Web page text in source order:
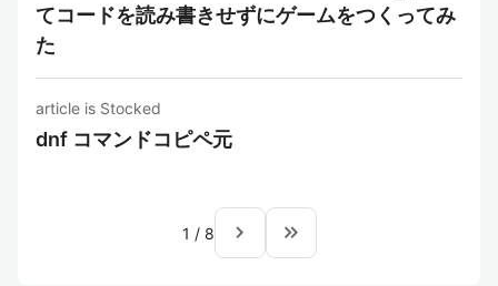
てコードを読み書きせずにゲームをつくってみ
た
article is Stocked
dnf コマンドコピペ元
1 / 8 navigate_next keyboard_double_arrow_right